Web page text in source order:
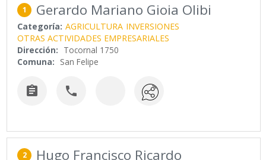
1 Gerardo Mariano Gioia Olibi
Categoría: AGRICULTURA INVERSIONES
OTRAS ACTIVIDADES EMPRESARIALES
Dirección: Tocornal 1750
Comuna: San Felipe
 
2 Hugo Francisco Ricardo